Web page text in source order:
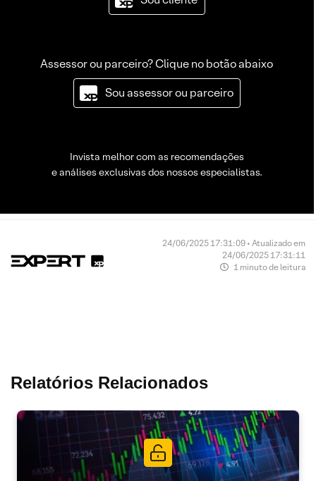
Assessor ou parceiro? Clique no botão abaixo
Sou assessor ou parceiro
Invista melhor com as recomendações
e análises exclusivas dos nossos especialistas.
24/06/2025 17:31:09 • Atualizado em
24/06/2025 17:31:11
1 minuto de leitura
Relatórios Relacionados